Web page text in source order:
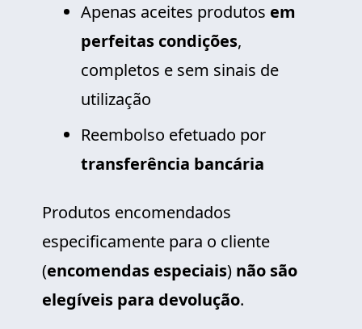
Apenas aceites produtos em
perfeitas condições,
completos e sem sinais de
utilização
Reembolso efetuado por
transferência bancária
Produtos encomendados
especificamente para o cliente
(encomendas especiais) não são
elegíveis para devolução.